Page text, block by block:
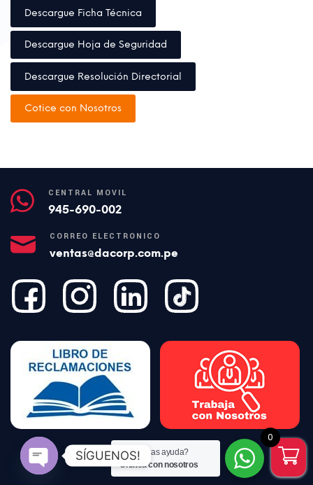
Descargue Ficha Técnica
Descargue Hoja de Seguridad
Descargue Resolución Directorial
Cotice con Nosotros
CENTRAL MÓVIL
945-690-002
CORREO ELECTRÓNICO
ventas@dacorp.com.pe
¿Necesitas ayuda?
Chatea con nosotros
0
SÍGUENOS!